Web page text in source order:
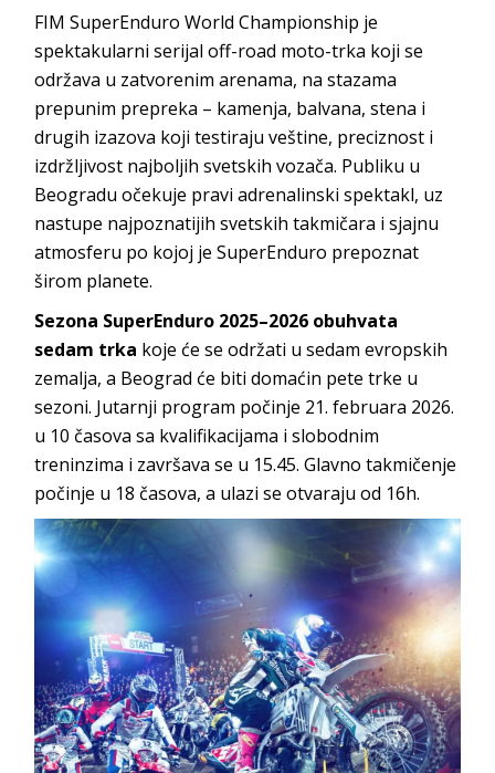
FIM SuperEnduro World Championship je
spektakularni serijal off-road moto-trka koji se
održava u zatvorenim arenama, na stazama
prepunim prepreka – kamenja, balvana, stena i
drugih izazova koji testiraju veštine, preciznost i
izdržljivost najboljih svetskih vozača. Publiku u
Beogradu očekuje pravi adrenalinski spektakl, uz
nastupe najpoznatijih svetskih takmičara i sjajnu
atmosferu po kojoj je SuperEnduro prepoznat
širom planete.
Sezona SuperEnduro 2025–2026 obuhvata
sedam trka koje će se održati u sedam evropskih
zemalja, a Beograd će biti domaćin pete trke u
sezoni. Jutarnji program počinje 21. februara 2026.
u 10 časova sa kvalifikacijama i slobodnim
treninzima i završava se u 15.45. Glavno takmičenje
počinje u 18 časova, a ulazi se otvaraju od 16h.